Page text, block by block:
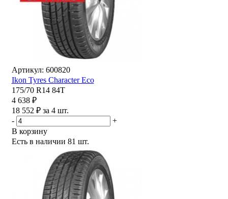
Артикул: 600820
Ikon Tyres Character Eco
175/70 R14 84T
4 638 ₽
18 552 ₽ за 4 шт.
-
+
В корзину
Есть в наличии 81 шт.